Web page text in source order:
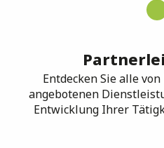
Entdecken Sie alle
angebotenen
Entwicklung Ihrer